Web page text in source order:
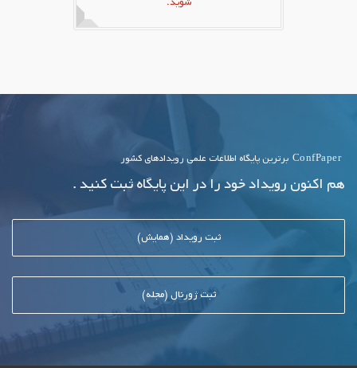
شوید.
ConfPaper برترین پایگاه اطلاعات علمی رویدادهای کشور
هم اکنون رویداد خود را در این پایگاه ثبت کنید .
ثبت رویداد (همایش)
ثبت ژورنال (مجله)